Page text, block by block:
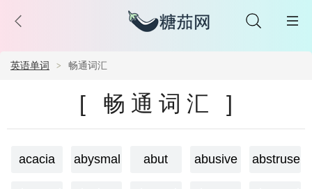
英语单词 畅通词汇
[ 畅通词汇 ]
acacia abysmal abut abusive abstruse